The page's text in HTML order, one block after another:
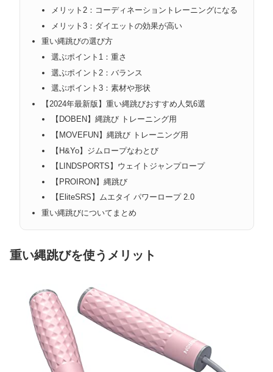
メリット2：コーディネーショントレーニングになる
メリット3：ダイエットの効果が高い
重い縄跳びの選び方
選ぶポイント1：重さ
選ぶポイント2：バランス
選ぶポイント3：素材や形状
【2024年最新版】重い縄跳びおすすめ人気6選
【DOBEN】縄跳び トレーニング用
【MOVEFUN】縄跳び トレーニング用
【H&Yo】ジムロープなわとび
【LINDSPORTS】ウェイトジャンプロープ
【PROIRON】縄跳び
【EliteSRS】ムエタイ パワーロープ 2.0
重い縄跳びについてまとめ
重い縄跳びを使うメリット